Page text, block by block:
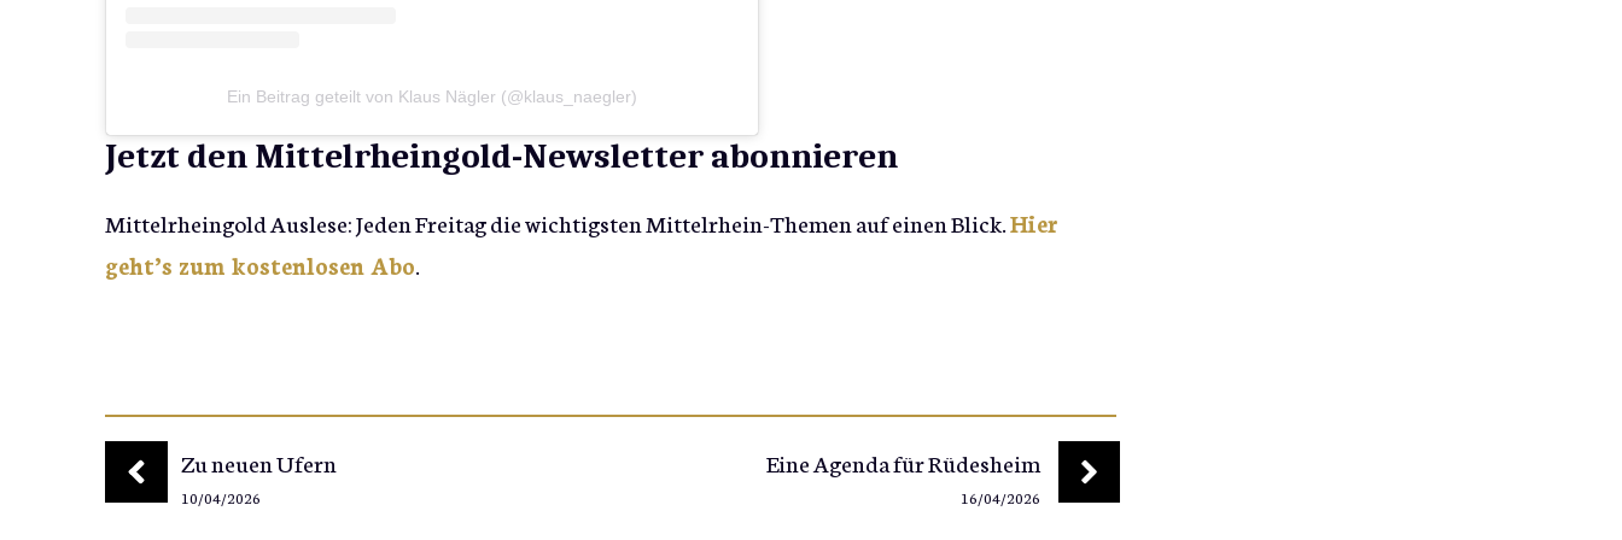
Ein Beitrag geteilt von Klaus Nägler (@klaus_naegler)
Jetzt den Mittelrheingold-Newsletter abonnieren
Mittelrheingold Auslese: Jeden Freitag die wichtigsten Mittelrhein-Themen auf einen Blick.Hier
geht’s zum kostenlosen Abo.
Zu neuen Ufern
10/04/2026
Eine Agenda für Rüdesheim
16/04/2026